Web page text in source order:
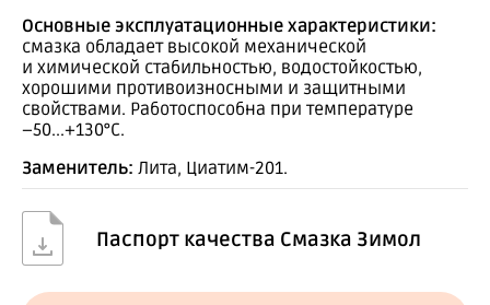
Основные эксплуатационные характеристики:
смазка обладает высокой механической
и химической стабильностью, водостойкостью,
хорошими противоизносными и защитными
свойствами. Работоспособна при температуре
−50...+130°С.
Заменитель: Лита, Циатим-201.
Паспорт качества Смазка Зимол